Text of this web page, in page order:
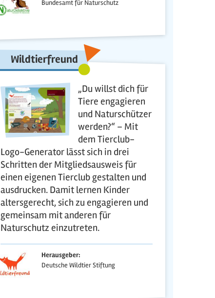
Bundesamt für Naturschutz
Wildtierfreund
„Du willst dich für
Tiere engagieren
und Naturschützer
werden?“ – Mit
dem Tierclub-
Logo-Generator lässt sich in drei
Schritten der Mitgliedsausweis für
einen eigenen Tierclub gestalten und
ausdrucken. Damit lernen Kinder
altersgerecht, sich zu engagieren und
gemeinsam mit anderen für
Naturschutz einzutreten.
Herausgeber:
Deutsche Wildtier Stiftung